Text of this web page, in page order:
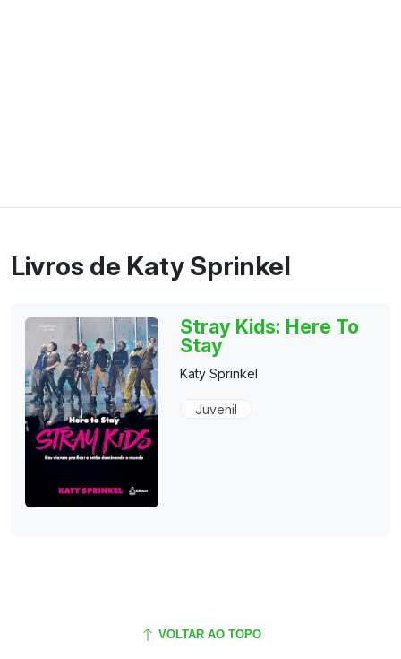
Livros de Katy Sprinkel
Stray Kids: Here To
Stay
Katy Sprinkel
Juvenil
VOLTAR AO TOPO